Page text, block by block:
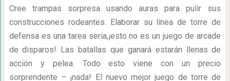
Cree trampas sorpresa usando auras para pulir sus
construcciones rodeantes. Elaborar su línea de torre de
defensa es una tarea seria,¡esto no es un juego de arcade
de disparos! Las batallas que ganará estarán llenas de
acción y pelea. Todo esto viene con un precio
sorprendente – ¡nada! El nuevo mejor juego de torre de